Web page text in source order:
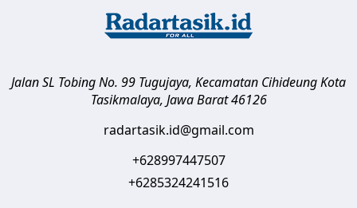
Jalan SL Tobing No. 99 Tugujaya, Kecamatan CihideungKota
Tasikmalaya, Jawa Barat 46126
radartasik.id@gmail.com
+628997447507
+6285324241516